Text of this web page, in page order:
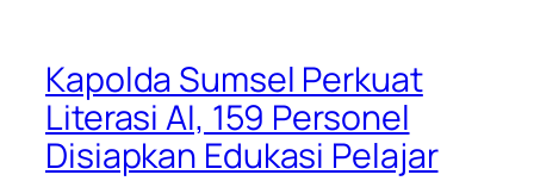
Kapolda Sumsel Perkuat
Literasi AI, 159 Personel
Disiapkan Edukasi Pelajar